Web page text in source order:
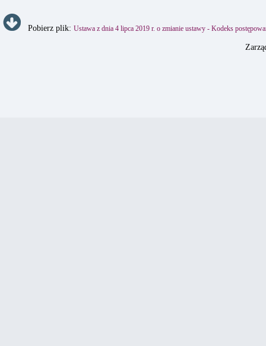
Pobierz plik: Ustawa z dnia 4 lipca 2019 r. o zmianie ustawy - Kodeks